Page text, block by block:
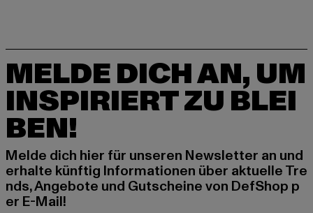
MELDE DICH AN, UM
INSPIRIERT ZU BLEI
BEN!
Melde dich hier für unseren Newsletter an und
erhalte künftig Informationen über aktuelle Tre
nds, Angebote und Gutscheine von DefShop p
er E-Mail!